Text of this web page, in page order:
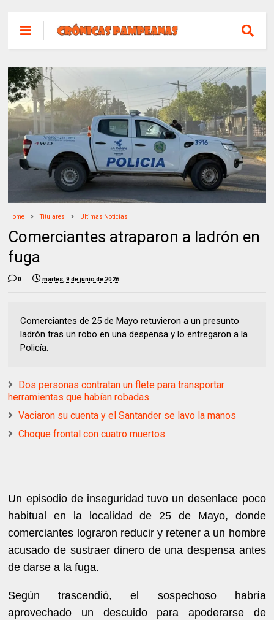
Home Titulares Ultimas Noticias
Comerciantes atraparon a ladrón en
fuga
0 martes, 9 de junio de 2026
Comerciantes de 25 de Mayo retuvieron a un presunto
ladrón tras un robo en una despensa y lo entregaron a la
Policía.
Dos personas contratan un flete para transportar
herramientas que habían robadas
Vaciaron su cuenta y el Santander se lavo la manos
Choque frontal con cuatro muertos
Un episodio de inseguridad tuvo un desenlace poco
habitual en la localidad de 25 de Mayo, donde
comerciantes lograron reducir y retener a un hombre
acusado de sustraer dinero de una despensa antes
de darse a la fuga.
Según trascendió, el sospechoso habría
aprovechado un descuido para apoderarse de